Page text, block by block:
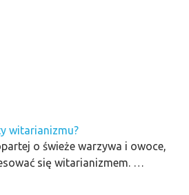
witarianizmu?
o świeże warzywa i owoce,
się witarianizmem. …